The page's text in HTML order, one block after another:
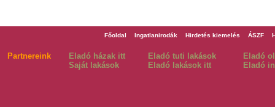
Főoldal Ingatlanirodák Hirdetés kiemelés ÁSZF
Partnereink Eladó házak itt Eladó tuti lakások
Eladó
Saját lakások
Eladó lakások itt Eladó